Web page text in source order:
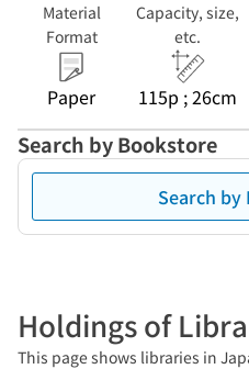
Material
Format
Paper
Capacity, size,
etc.
115p ; 26cm
Search by Bookstore
Search
Holdings of
This page shows libraries in